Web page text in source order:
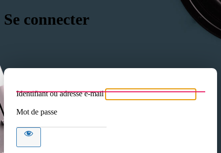
Se connecter
Identifiant ou adresse e-mail
Mot de passe